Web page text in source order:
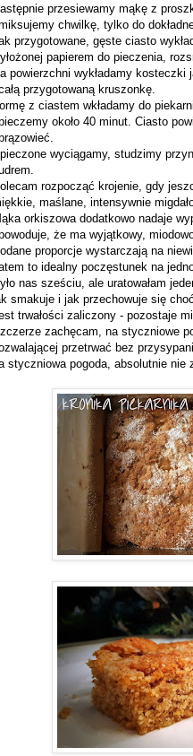
przesiewamy mąkę z
chwilkę, tylko do
przygotowane, gęste ciasto
papierem do pieczenia,
powierzchni wykładamy kosteczki
przygotowaną kruszonkę.
z ciastem wkładamy do
około 40 minut. Ciasto
wyciągamy, studzimy
rozpocząć krojenie, gdy
maślane, intensywnie
orkiszowa dodatkowo nadaje
że ma wyjątkowy,
proporcje wystarczają na
to idealny poczęstunek na
nas sześciu, ale uratowałam
smakuje i jak przechowuje się
trwałości zaliczony - pozostaje
zachęcam, na styczniowe
przetrwać bez
styczniowa pogoda, absolutnie nie